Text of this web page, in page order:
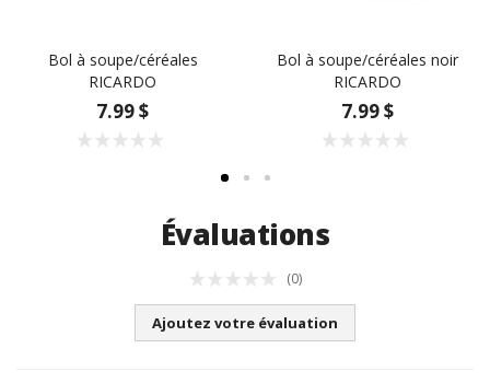
Bol à soupe/céréales
RICARDO
7.99 $
Bol à soupe/céréales noir
RICARDO
7.99 $
Évaluations
(0)
Ajoutez votre évaluation